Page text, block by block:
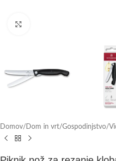
Domov/ Dom in vrt/Gospodinjstvo/